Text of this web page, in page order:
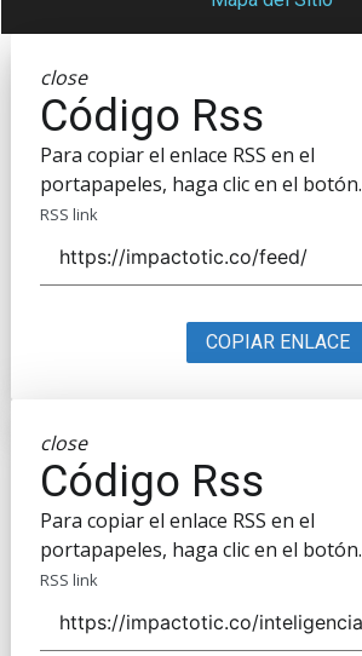
close
Código Rss
Para copiar el enlace RSS en el
portapapeles, haga clic en el botón.
RSS link
COPIAR ENLACE
close
Código Rss
Para copiar el enlace RSS en el
portapapeles, haga clic en el botón.
RSS link